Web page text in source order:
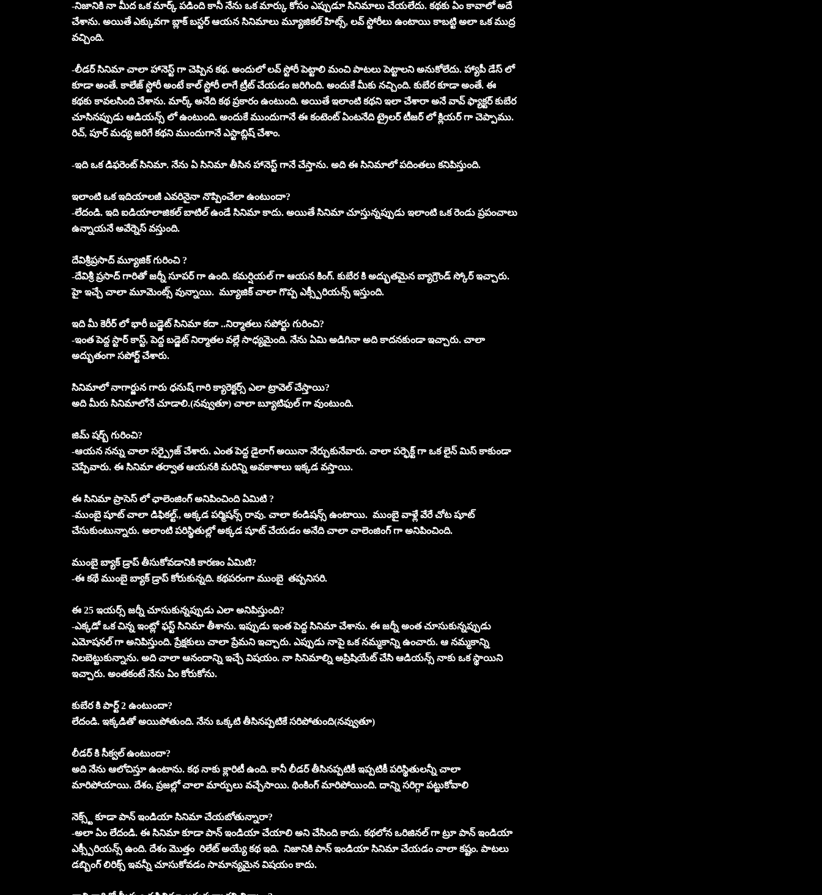
-నిజానికి నా మీద ఒక మార్క్ పడింది కానీ నేను ఒక మార్కు కోసం ఎప్పుడూ సినిమాలు చేయలేదు. కథకు ఏం కావాలో అదే
చేశాను. అయితే ఎక్కువగా బ్లాక్ బస్టర్ ఆయన సినిమాలు మ్యూజికల్ హిట్స్, లవ్ స్టోరీలు ఉంటాయి కాబట్టి అలా ఒక ముద్ర
వచ్చింది.
-లీడర్ సినిమా చాలా హానెస్ట్ గా చెప్పిన కథ. అందులో లవ్ స్టోరీ పెట్టాలి మంచి పాటలు పెట్టాలని అనుకోలేదు. హ్యాపీ డేస్ లో
కూడా అంతే. కాలేజ్ స్టోరీ అంటే కాల్ స్టోరీ లాగే ట్రీట్ చేయడం జరిగింది. అందుకే మీకు నచ్చింది. కుబేర కూడా అంతే. ఈ
కథకు కావలసింది చేశాను. మార్క్ అనేది కథ ప్రకారం ఉంటుంది. అయితే ఇలాంటి కథని ఇలా చేశారా అనే వావ్ ఫ్యాక్టర్ కుబేర
చూసినప్పుడు ఆడియన్స్ లో ఉంటుంది. అందుకే ముందుగానే ఈ కంటెంట్ ఏంటనేది ట్రైలర్ టీజర్ లో క్లియర్ గా చెప్పాము.
రిచ్, పూర్ మధ్య జరిగే కథని ముందుగానే ఎస్టాబ్లిష్ చేశాం.
-ఇది ఒక డిఫరెంట్ సినిమా. నేను ఏ సినిమా తీసిన హానెస్ట్ గానే చేస్తాను. అది ఈ సినిమాలో పదింతలు కనిపిస్తుంది.
ఇలాంటి ఒక ఇదియాలజీ ఎవరినైనా నొప్పించేలా ఉంటుందా?
-లేదండి. ఇది ఐడియాలాజికల్ బాటిల్ ఉండే సినిమా కాదు. అయితే సినిమా చూస్తున్నప్పుడు ఇలాంటి ఒక రెండు ప్రపంచాలు
ఉన్నాయనే అవేర్నెస్ వస్తుంది.
దేవిశ్రీప్రసాద్ మ్యూజిక్ గురించి ?
-దేవిశ్రీ ప్రసాద్ గారితో జర్నీ సూపర్ గా ఉంది. కమర్షియల్ గా ఆయన కింగ్. కుబేర కి అద్భుతమైన బ్యాగ్రౌండ్ స్కోర్ ఇచ్చారు.
హై ఇచ్చే చాలా మూమెంట్స్ వున్నాయి. మ్యూజిక్ చాలా గొప్ప ఎక్స్పీరియన్స్ ఇస్తుంది.
ఇది మీ కెరీర్ లో భారీ బడ్జెట్ సినిమా కదా ..నిర్మాతలు సపోర్టు గురించి?
-ఇంత పెద్ద స్టార్ కాస్ట్, పెద్ద బడ్జెట్ నిర్మాతల వల్లే సాధ్యమైంది. నేను ఏమి అడిగినా అది కాదనకుండా ఇచ్చారు. చాలా
అద్భుతంగా సపోర్ట్ చేశారు.
సినిమాలో నాగార్జున గారు ధనుష్ గారి క్యారెక్టర్స్ ఎలా ట్రావెల్ చేస్తాయి?
అది మీరు సినిమాలోనే చూడాలి.(నవ్వుతూ) చాలా బ్యూటిఫుల్ గా వుంటుంది.
జిమ్ షర్బ్ గురించి?
-ఆయన నన్ను చాలా సర్ప్రైజ్ చేశారు. ఎంత పెద్ద డైలాగ్ అయినా నేర్చుకునేవారు. చాలా పర్ఫెక్ట్ గా ఒక లైన్ మిస్ కాకుండా
చెప్పేవారు. ఈ సినిమా తర్వాత ఆయనకి మరిన్ని అవకాశాలు ఇక్కడ వస్తాయి.
ఈ సినిమా ప్రాసెస్ లో ఛాలెంజింగ్ అనిపించింది ఏమిటి ?
-ముంబై షూట్ చాలా డిఫికల్ట్., అక్కడ పర్మిషన్స్ రావు. చాలా కండిషన్స్ ఉంటాయి. ముంబై వాళ్లే వేరే చోట షూట్
చేసుకుంటున్నారు. అలాంటి పరిస్థితుల్లో అక్కడ షూట్ చేయడం అనేది చాలా చాలెంజింగ్ గా అనిపించింది.
ముంబై బ్యాక్ డ్రాప్ తీసుకోవడానికి కారణం ఏమిటి?
-ఈ కథే ముంబై బ్యాక్ డ్రాప్ కోరుకున్నది. కథపరంగా ముంబై తప్పనిసరి.
ఈ 25 ఇయర్స్ జర్నీ చూసుకున్నప్పుడు ఎలా అనిపిస్తుంది?
-ఎక్కడో ఒక చిన్న ఇంట్లో ఫస్ట్ సినిమా తీశాను. ఇప్పుడు ఇంత పెద్ద సినిమా చేశాను. ఈ జర్నీ అంత చూసుకున్నప్పుడు
ఎమోషనల్ గా అనిపిస్తుంది. ప్రేక్షకులు చాలా ప్రేమని ఇచ్చారు. ఎప్పుడు నాపై ఒక నమ్మకాన్ని ఉంచారు. ఆ నమ్మకాన్ని
నిలబెట్టుకున్నాను. అది చాలా ఆనందాన్ని ఇచ్చే విషయం. నా సినిమాల్ని అప్రిషియేట్ చేసి ఆడియన్స్ నాకు ఒక స్థాయిని
ఇచ్చారు. అంతకంటే నేను ఏం కోరుకోను.
కుబేర కి పార్ట్ 2 ఉంటుందా?
లేదండి. ఇక్కడితో అయిపోతుంది. నేను ఒక్కటి తీసినప్పటికే సరిపోతుంది(నవ్వుతూ)
లీడర్ కి సీక్వల్ ఉంటుందా?
అది నేను ఆలోచిస్తూ ఉంటాను. కథ నాకు క్లారిటీ ఉంది. కానీ లీడర్ తీసినప్పటికీ ఇప్పటికీ పరిస్థితులన్నీ చాలా
మారిపోయాయి. దేశం, ప్రజల్లో చాలా మార్పులు వచ్చేసాయి. థింకింగ్ మారిపోయింది. దాన్ని సరిగ్గా పట్టుకోవాలి
నెక్స్ట్ కూడా పాన్ ఇండియా సినిమా చేయబోతున్నారా?
-అలా ఏం లేదండి. ఈ సినిమా కూడా పాన్ ఇండియా చేయాలి అని చేసింది కాదు. కథలోన ఒరిజినల్ గా ట్రూ పాన్ ఇండియా
ఎక్స్పీరియన్స్ ఉంది. దేశం మొత్తం రిలేట్ అయ్యే కథ ఇది. నిజానికి పాన్ ఇండియా సినిమా చేయడం చాలా కష్టం. పాటలు
డబ్బింగ్ లిరిక్స్ ఇవన్నీ చూసుకోవడం సామాన్యమైన విషయం కాదు.